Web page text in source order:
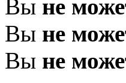
Вы не
Вы не
Вы не